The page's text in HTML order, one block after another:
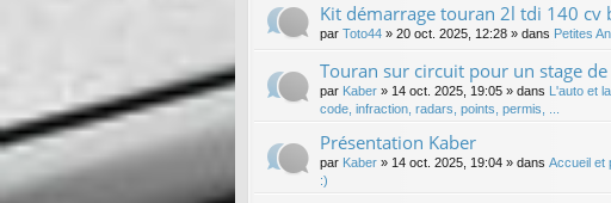
Kit démarrage touran 2l tdi 140 cv
par Toto44 » 20 oct. 2025, 12:28 » dans Petites
Touran sur circuit pour un stage
par Kaber » 14 oct. 2025, 19:05 » dans
L'auto et
code, infraction, radars, points, permis, ...
Présentation Kaber
par Kaber » 14 oct. 2025, 19:04 » dans Accueil et
:)